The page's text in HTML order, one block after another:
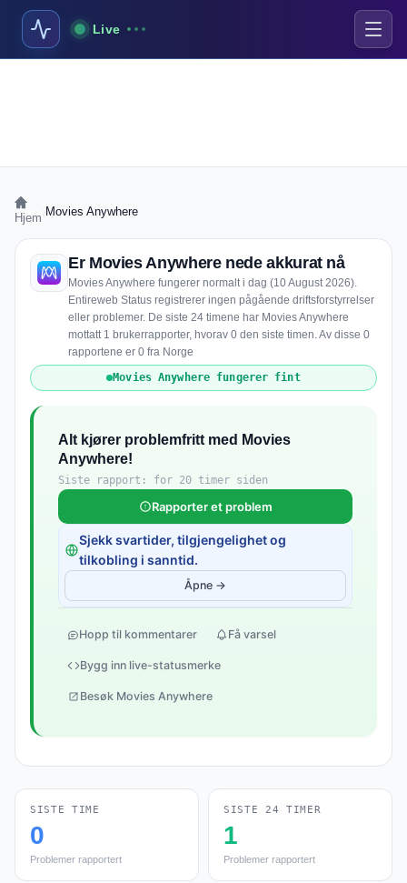
Live
Hjem Movies Anywhere
Er Movies Anywhere nede akkurat nå
Movies Anywhere fungerer normalt i dag (10 August 2026).
Entireweb Status registrerer ingen pågående driftsforstyrrelser
eller problemer. De siste 24 timene har Movies Anywhere
mottatt 1 brukerrapporter, hvorav 0 den siste timen. Av disse 0
rapportene er 0 fra Norge
Movies Anywhere fungerer fint
Alt kjører problemfritt med Movies
Anywhere!
Siste rapport: for 20 timer siden
Rapporter et problem
Sjekk svartider, tilgjengelighet og
tilkobling i sanntid.
Åpne →
Hopp til kommentarer Få varsel
Bygg inn live-statusmerke
Besøk Movies Anywhere
SISTE TIME
0
Problemer rapportert
SISTE 24 TIMER
1
Problemer rapportert